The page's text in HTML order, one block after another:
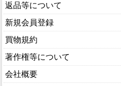
返品等について
新規会員登録
買物規約
著作権等について
会社概要